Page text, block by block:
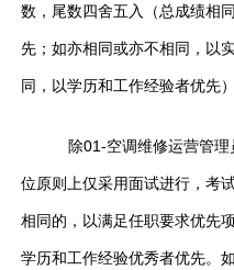
数，尾数四舍五入（总成绩相
先；如亦相同或亦不相同，以
同，以学历和工作经验者优先）
除01-空调维修运营管
位原则上仅采用面试进行，考
相同的，以满足任职要求优先
学历和工作经验优秀者优先。